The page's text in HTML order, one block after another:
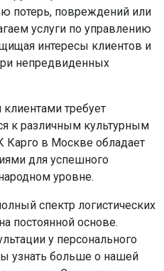
потерь, повреждений или
услуги по управлению
интересы клиентов и
непредвиденных
требует
к различным культурным
в Москве обладает
для успешного
уровне.
спектр логистических
постоянной основе.
у персонального
узнать больше о нашей